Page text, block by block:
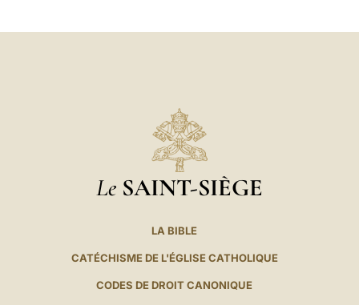
Le SAINT-SIÈGE
LA BIBLE
CATÉCHISME DE L'ÉGLISE CATHOLIQUE
CODES DE DROIT CANONIQUE